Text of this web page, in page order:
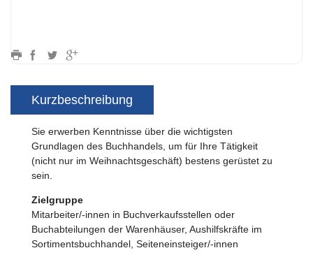
Kurzbeschreibung
Sie erwerben Kenntnisse über die wichtigsten
Grundlagen des Buchhandels, um für Ihre Tätigkeit
(nicht nur im Weihnachtsgeschäft) bestens gerüstet zu
sein.
Zielgruppe
Mitarbeiter/-innen in Buchverkaufsstellen oder
Buchabteilungen der Warenhäuser, Aushilfskräfte im
Sortimentsbuchhandel, Seiteneinsteiger/-innen